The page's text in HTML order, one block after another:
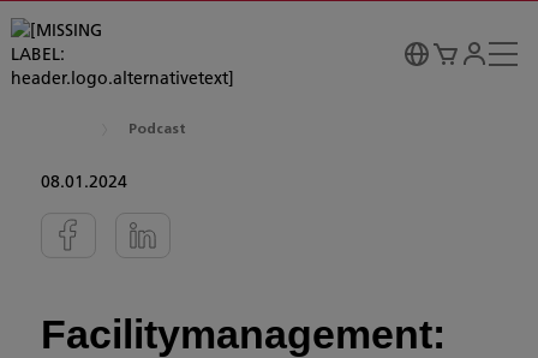
Podcast
08.01.2024
Facilitymanagement: